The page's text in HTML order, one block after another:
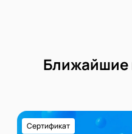
Ближайшие
Сертификат